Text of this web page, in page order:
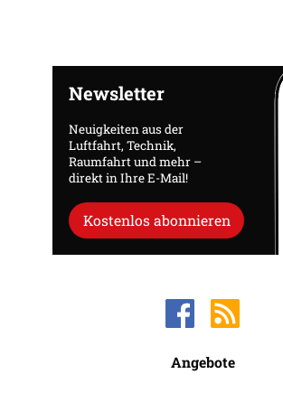
Newsletter
Neuigkeiten aus der
Luftfahrt, Technik,
Raumfahrt und mehr –
direkt in Ihre E-Mail!
Kostenlos abonnieren
Angebote